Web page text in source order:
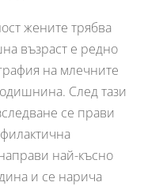
жените трябва
възраст е редно
на млечните
След тази
се прави
най-късно
и се нарича